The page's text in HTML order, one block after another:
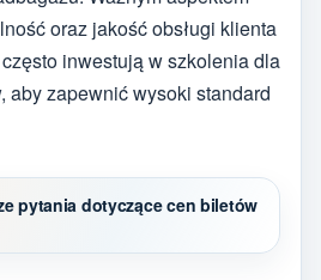
oraz jakość obsługi klienta
inwestują w szkolenia dla
aby zapewnić wysoki standard
pytania dotyczące cen biletów